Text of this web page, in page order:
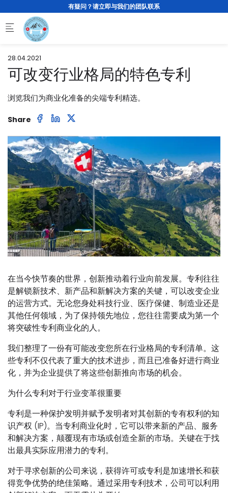
Skip to main content有疑问？请立即与我们的团队联系
28.04.2021
可改变行业格局的特色专利
浏览我们为商业化准备的尖端专利精选。
Share
在当今快节奏的世界，创新推动着行业向前发展。专利往往
是解锁新技术、新产品和新解决方案的关键，可以改变企业
的运营方式。无论您身处科技行业、医疗保健、制造业还是
其他任何领域，为了保持领先地位，您往往需要成为第一个
将突破性专利商业化的人。
我们整理了一份有可能改变您所在行业格局的专利清单。这
些专利不仅代表了重大的技术进步，而且已准备好进行商业
化，并为企业提供了将这些创新推向市场的机会。
为什么专利对于行业变革很重要
专利是一种保护发明并赋予发明者对其创新的专有权利的知
识产权 (IP)。当专利商业化时，它可以带来新的产品、服务
和解决方案，颠覆现有市场或创造全新的市场。关键在于找
出最具实际应用潜力的专利。
对于寻求创新的公司来说，获得许可或专利是加速增长和获
得竞争优势的绝佳策略。通过采用专利技术，公司可以利用